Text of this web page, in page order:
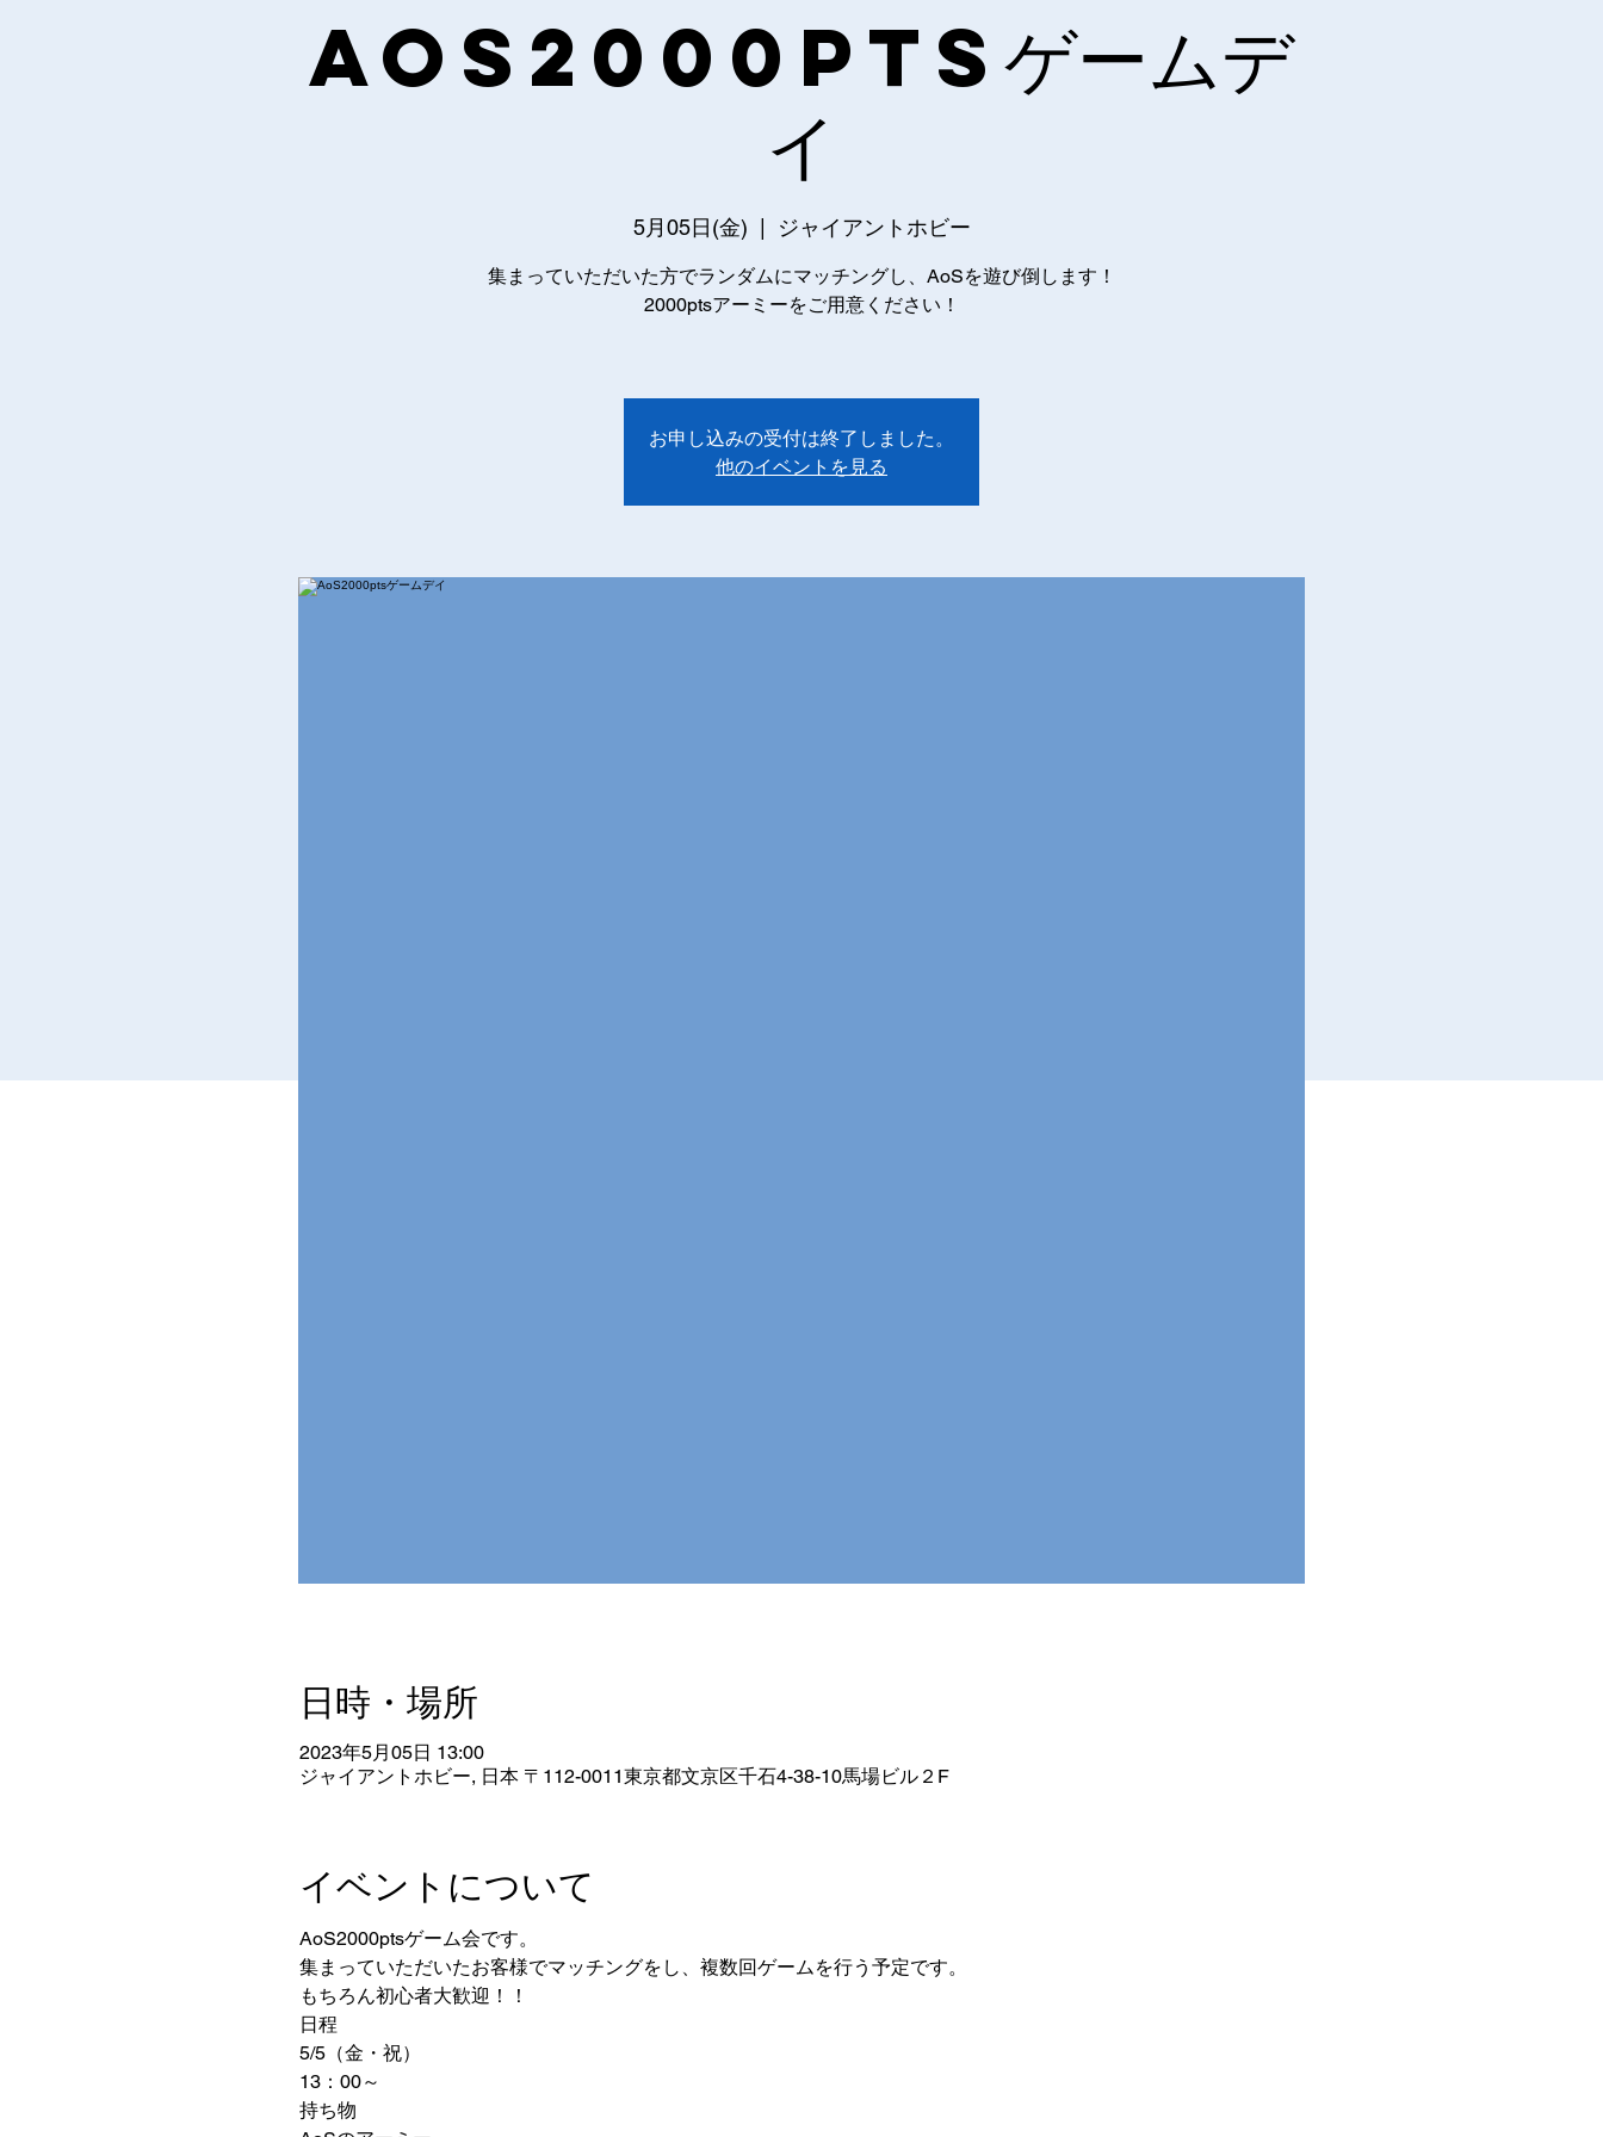
AoS2000ptsゲームデ
イ
5月05日(金) ジャイアントホビー
集まっていただいた方でランダムにマッチングし、AoSを遊び倒します！
2000ptsアーミーをご用意ください！
お申し込みの受付は終了しました。
他のイベントを見る
日時・場所
2023年5月05日 13:00
ジャイアントホビー, 日本 〒112-0011東京都文京区千石4-38-10馬場ビル２F
イベントについて
AoS2000ptsゲーム会です。
集まっていただいたお客様でマッチングをし、複数回ゲームを行う予定です。
もちろん初心者大歓迎！！
日程
5/5（金・祝）
13：00～
持ち物